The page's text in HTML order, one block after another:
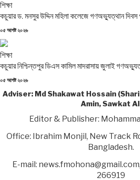
শিক্ষা
কচুয়ার ড. মনসুর উদ্দিন মহিলা কলেজে গণঅভ্যুত্থান দিবস
Posted
০৫ আগষ্ট ২০২৬
শিক্ষা
কচুয়ার নিশ্চিন্তপুর ডিএস কামিল মাদরাসায় জুলাই
Posted
০৫ আগষ্ট ২০২৬
Adviser: Md Shakawat Hossain
Amin, Sawkat
Editor & Publisher:
Office: Ibrahim Monjil, New Track
Bangladesh.
E-mail:
266919